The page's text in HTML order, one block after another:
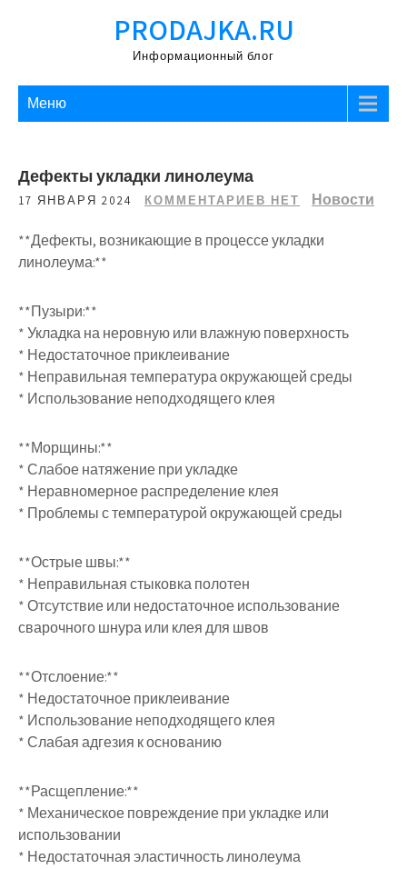
PRODAJKA.RU
Информационный блог
Меню
Дефекты укладки линолеума
17 ЯНВАРЯ 2024 КОММЕНТАРИЕВ НЕТ Новости
**Дефекты, возникающие в процессе укладки
линолеума:**
**Пузыри:**
* Укладка на неровную или влажную поверхность
* Недостаточное приклеивание
* Неправильная температура окружающей среды
* Использование неподходящего клея
**Морщины:**
* Слабое натяжение при укладке
* Неравномерное распределение клея
* Проблемы с температурой окружающей среды
**Острые швы:**
* Неправильная стыковка полотен
* Отсутствие или недостаточное использование
сварочного шнура или клея для швов
**Отслоение:**
* Недостаточное приклеивание
* Использование неподходящего клея
* Слабая адгезия к основанию
**Расщепление:**
* Механическое повреждение при укладке или
использовании
* Недостаточная эластичность линолеума